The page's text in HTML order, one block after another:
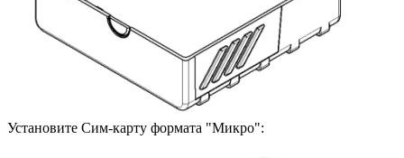
Установите Сим-карту формата "Микро":